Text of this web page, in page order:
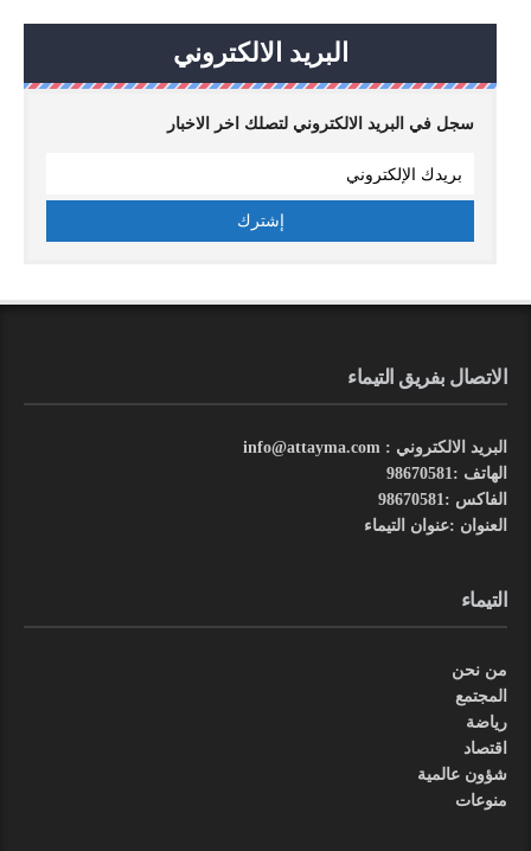
البريد الالكتروني
سجل في البريد الالكتروني لتصلك اخر الاخبار
الاتصال بفريق التيماء
البريد الالكتروني : info@attayma.com
الهاتف :98670581
الفاكس :98670581
العنوان :عنوان التيماء
التيماء
من نحن
المجتمع
رياضة
اقتصاد
شؤون عالمية
منوعات